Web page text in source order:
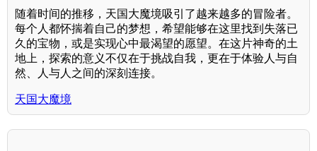
随着时间的推移，天国大魔境吸引了越来越多的冒险者。
每个人都怀揣着自己的梦想，希望能够在这里找到失落已
久的宝物，或是实现心中最渴望的愿望。在这片神奇的土
地上，探索的意义不仅在于挑战自我，更在于体验人与自
然、人与人之间的深刻连接。
天国大魔境